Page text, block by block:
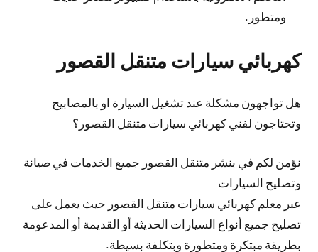
ومتطور.
كهربائي سيارات متنقل القصور
هل تواجهون مشكلة عند تشغيل السيارة او بالمصابيح
وتحتاجون لفني كهربائي سيارات متنقل القصور؟
نؤمن لكم في بنشر متنقل القصور جميع الخدمات في صيانة
وتصليح السيارات
عبر معلم كهربائي سيارات متنقل القصور حيث يعمل على
تصليح جميع أنواع السيارات الحديثة أو القديمة أو المدعومة
بطريقة مبتكرة ومتطورة وبتكلفة بسيطة.